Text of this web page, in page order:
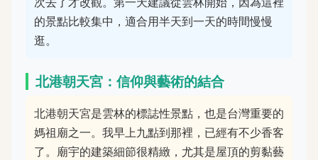
的景點比較集中，適合用半天到一天的時間慢慢
逛。
北港朝天宮：信仰與藝術的結合
北港朝天宮是雲林的標誌性景點，也是台灣重要的
媽祖廟之一。我早上九點到那裡，已經有不少香客
了。廟宇的建築細節很精緻，尤其是屋頂的剪黏藝